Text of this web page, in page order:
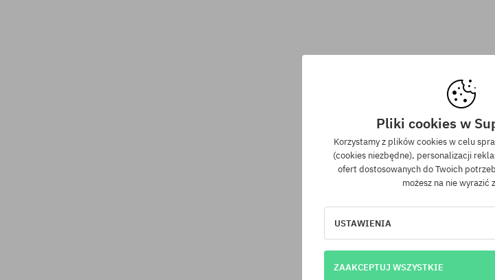
Pliki cookies w
Korzystamy z plików cookies w celu
(cookies niezbędne), personalizacji
ofert dostosowanych do Twoich
możesz na nie wyrazić
USTAWIENIA
ZAAKCEPTUJ WSZYSTKIE